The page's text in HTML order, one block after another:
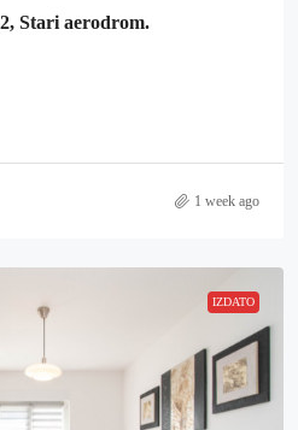
Stari aerodrom.
1 week ago
IZDATO